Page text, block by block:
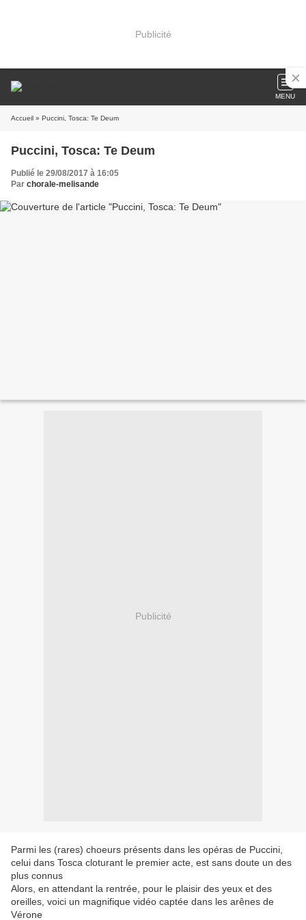
Publicité
MENU
Accueil » Puccini, Tosca: Te Deum
Puccini, Tosca: Te Deum
Publié le 29/08/2017 à 16:05
Par chorale-melisande
Publicité
Parmi les (rares) choeurs présents dans les opéras de Puccini,
celui dans Tosca cloturant le premier acte, est sans doute un des
plus connus
Alors, en attendant la rentrée, pour le plaisir des yeux et des
oreilles, voici un magnifique vidéo captée dans les arênes de
Vérone